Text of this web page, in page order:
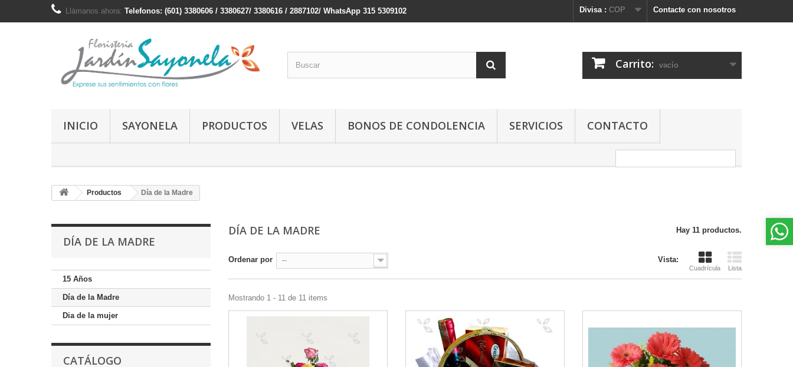
Contacte con nosotros
Llámanos ahora: Telefonos: (601) 3380606 / 3380627/ 3380616 / 2887102/ WhatsApp 315 5309102 Divisa : COP
Carrito: vacío
INICIO SAYONELA PRODUCTOS VELAS BONOS DE CONDOLENCIA SERVICIOS CONTACTO
Productos Día de la Madre
DÍA DE LA MADRE
15 Años
Día de la Madre
Dia de la mujer
CATÁLOGO
DÍA DE LA MADRE Hay 11 productos.
Vista:
Cuadrícula Lista
Ordenar por --
Mostrando 1 - 11 de 11 items